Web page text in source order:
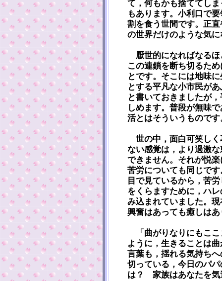
て，何もかも捨ててし
もあります。小利口で
割を食う世間です。正
の世界だけのような気
厭世的になればなるほ
この連鎖を断ち切るた
とです。そこには地味
とする平凡な小市民が
と書いておきましたが
しめます。普段が無味
活とはそういうものです
世の中，面白可笑しく
ない感覚は，より過激
できません。それが悦
苦労についても同じで
目で見ているから，苦
をくらますために，ハ
み込まれていました。
興奮はあっても癒しは
「曲がりなりにもここ
ように，生きることは
言葉も，揺れる気持ち
切っている，今日のパ
は？ 家族はあなたを気